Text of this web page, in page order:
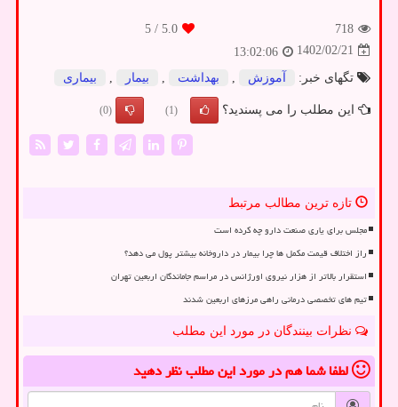
718
5.0
/ 5
1402/02/21
13:02:06
تگهای خبر:
آموزش بهداشت بیمار بیماری
این مطلب را می پسندید؟ (1)
(0)
تازه ترین مطالب مرتبط
مجلس برای یاری صنعت دارو چه کرده است
راز اختلاف قیمت مکمل ها چرا بیمار در داروخانه بیشتر پول می دهد؟
استقرار بالاتر از هزار نیروی اورژانس در مراسم جاماندگان اربعین تهران
تیم های تخصصی درمانی راهی مرزهای اربعین شدند
نظرات بینندگان در مورد این مطلب
لطفا شما همدر مورد این مطلبنظر دهید